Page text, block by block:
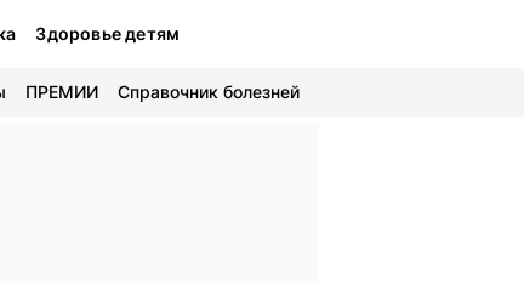
Здоровье детям
ПРЕМИИ Справочник болезней